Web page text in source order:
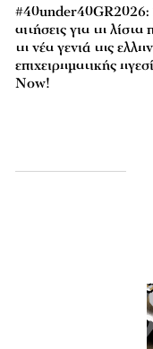
#40under40GR2026:
αιτήσεις για τη
τη νέα γενιά της
επιχειρηματικής
Now!